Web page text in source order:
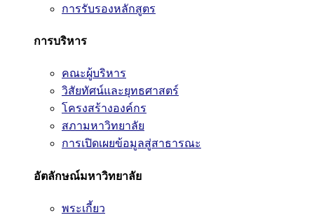
การรับรองหลักสูตร
การบริหาร
คณะผู้บริหาร
วิสัยทัศน์และยุทธศาสตร์
โครงสร้างองค์กร
สภามหาวิทยาลัย
การเปิดเผยข้อมูลสู่สาธารณะ
อัตลักษณ์มหาวิทยาลัย
พระเกี้ยว